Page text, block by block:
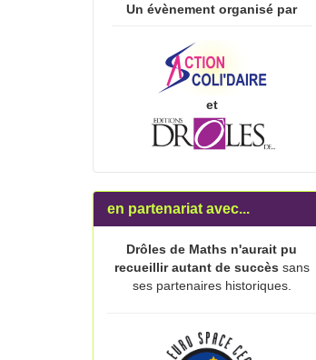
Un évènement organisé par
et
en partenariat avec...
Drôles de Maths n'aurait pu
recueillir autant de succès sans
ses partenaires historiques.